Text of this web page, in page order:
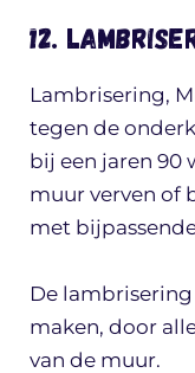
12.
Lambrisering,
tegen de
bij een jaren 90
muur verven of
met
De
maken, door
van de muur.